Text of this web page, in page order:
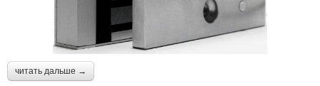
читать дальше →